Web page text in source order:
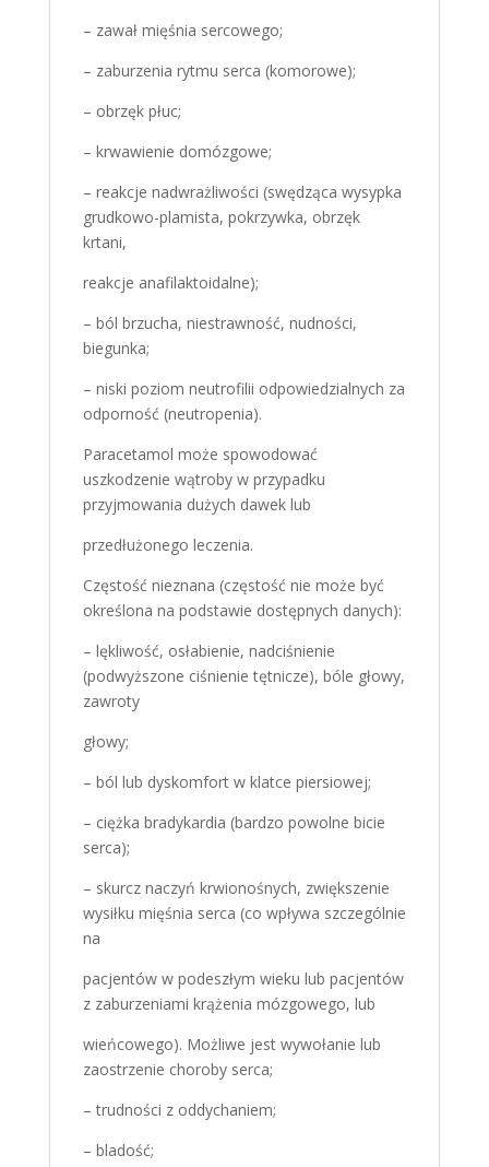
– zawał mięśnia sercowego;
– zaburzenia rytmu serca (komorowe);
– obrzęk płuc;
– krwawienie domózgowe;
– reakcje nadwrażliwości (swędząca wysypka
grudkowo-plamista, pokrzywka, obrzęk
krtani,
reakcje anafilaktoidalne);
– ból brzucha, niestrawność, nudności,
biegunka;
– niski poziom neutrofilii odpowiedzialnych za
odporność (neutropenia).
Paracetamol może spowodować
uszkodzenie wątroby w przypadku
przyjmowania dużych dawek lub
przedłużonego leczenia.
Częstość nieznana (częstość nie może być
określona na podstawie dostępnych danych):
– lękliwość, osłabienie, nadciśnienie
(podwyższone ciśnienie tętnicze), bóle głowy,
zawroty
głowy;
– ból lub dyskomfort w klatce piersiowej;
– ciężka bradykardia (bardzo powolne bicie
serca);
– skurcz naczyń krwionośnych, zwiększenie
wysiłku mięśnia serca (co wpływa szczególnie
na
pacjentów w podeszłym wieku lub pacjentów
z zaburzeniami krążenia mózgowego, lub
wieńcowego). Możliwe jest wywołanie lub
zaostrzenie choroby serca;
– trudności z oddychaniem;
– bladość;